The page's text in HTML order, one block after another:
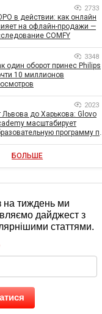
2733
в действии: как онлайн
на офлайн-продажи —
COMFY
3348
один оборот принес Philips
10 миллионов
2023
Львова до Харькова: Glovo
масштабирует
программу по
БОЛЬШЕ
на тиждень ми
дайджест з
статтями.